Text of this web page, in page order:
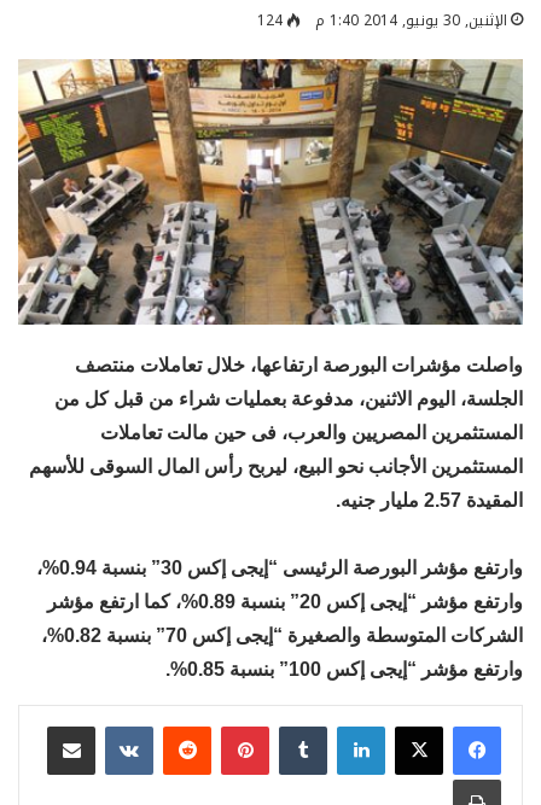
الإثنين, 30 يونيو, 2014 1:40 م 124
واصلت مؤشرات البورصة ارتفاعها، خلال تعاملات منتصف
الجلسة، اليوم الاثنين، مدفوعة بعمليات شراء من قبل كل من
المستثمرين المصريين والعرب، فى حين مالت تعاملات
المستثمرين الأجانب نحو البيع، ليربح رأس المال السوقى للأسهم
المقيدة 2.57 مليار جنيه.
وارتفع مؤشر البورصة الرئيسى “إيجى إكس 30” بنسبة 0.94%،
وارتفع مؤشر “إيجى إكس 20” بنسبة 0.89%، كما ارتفع مؤشر
الشركات المتوسطة والصغيرة “إيجى إكس 70” بنسبة 0.82%،
وارتفع مؤشر “إيجى إكس 100” بنسبة 0.85%.
لينكدإن بينتيريست
مشاركة عبر البريد
طباعة